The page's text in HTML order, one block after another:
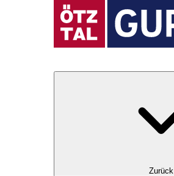
Zurück